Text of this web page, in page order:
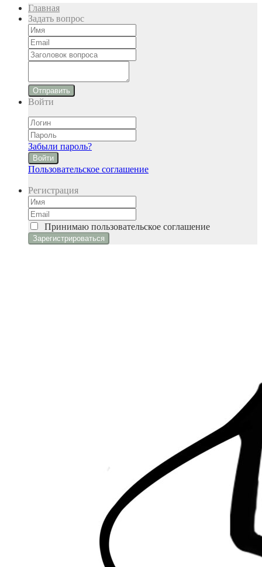
Главная
Задать вопрос
Отправить
Войти
Забыли пароль?
Войти
Пользовательское соглашение
Регистрация
Принимаю пользовательское соглашение